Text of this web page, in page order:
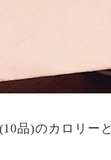
品)のカロリー